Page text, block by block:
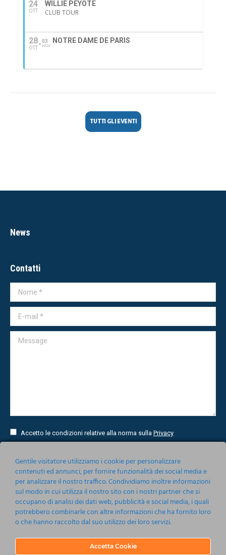
24
OTT
WILLIE PEYOTE
CLUB TOUR
28
OTT
03
NOV
NOTRE DAME DE PARIS
News
Contatti
Nome *
E-mail *
Message
Accetto le condizioni relative alla norma sulla Privacy
Invia
Nonsoloeventi srl 2019-2020
Gentile visitatore utilizziamo i cookie per personalizzare
contenuti ed annunci, per fornire funzionalità dei social media e
per analizzare il nostro traffico. Condividiamo inoltre informazioni
sul modo in cui utilizza il nostro sito con i nostri partner che si
occupano di analisi dei dati web, pubblicità e social media, i quali
potrebbero combinarle con altre informazioni che ha fornito loro
o che hanno raccolto dal suo utilizzo dei loro servizi.
Accetta Cookie